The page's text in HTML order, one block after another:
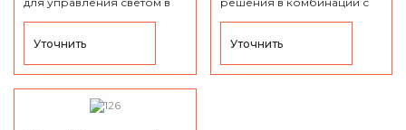
onPC.
Уточнить
обеспечениемgrandMA2
Lighting.
Уточнить